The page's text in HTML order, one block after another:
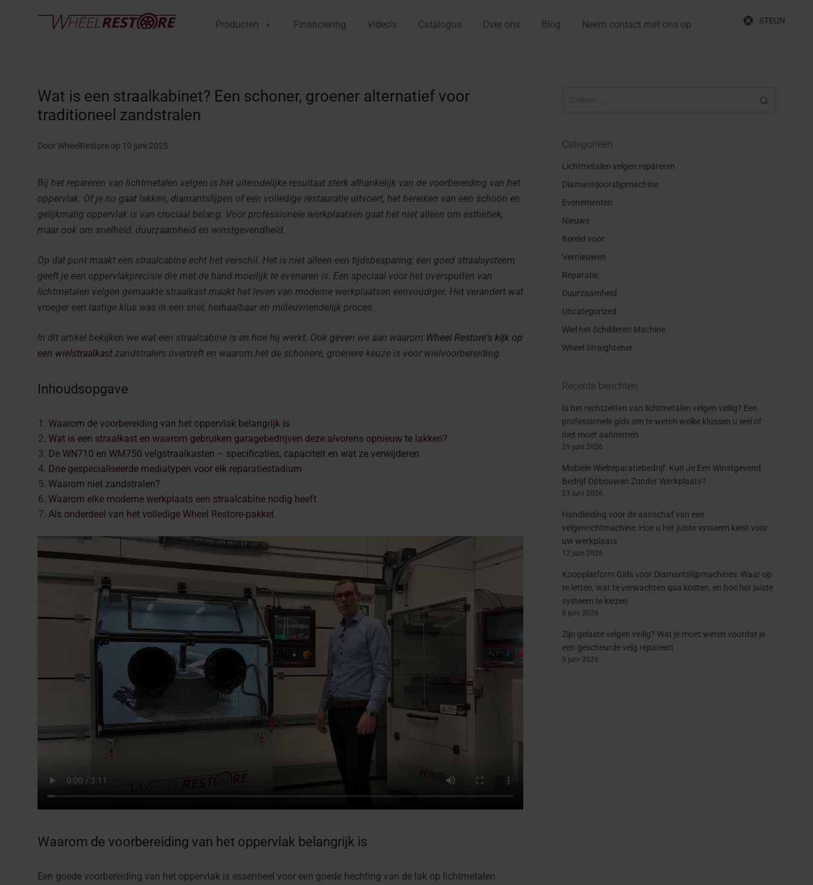
Producten Financiering Video's Catalogus Over ons Blog Neem contact met ons op STEUN
Wat is een straalkabinet? Een schoner, groener alternatief voor
traditioneel zandstralen
Door WheelRestore op 10 juni 2025
Bij het repareren van lichtmetalen velgen is het uiteindelijke resultaat sterk afhankelijk van de voorbereiding van het
oppervlak. Of je nu gaat lakken, diamantslijpen of een volledige restauratie uitvoert, het bereiken van een schoon en
gelijkmatig oppervlak is van cruciaal belang. Voor professionele werkplaatsen gaat het niet alleen om esthetiek,
maar ook om snelheid, duurzaamheid en winstgevendheid.
Op dat punt maakt een straalcabine echt het verschil. Het is niet alleen een tijdsbesparing; een goed straalsysteem
geeft je een oppervlakprecisie die met de hand moeilijk te evenaren is. Een speciaal voor het overspuiten van
lichtmetalen velgen gemaakte straalkast maakt het leven van moderne werkplaatsen eenvoudiger. Het verandert wat
vroeger een lastige klus was in een snel, herhaalbaar en milieuvriendelijk proces.
In dit artikel bekijken we wat een straalcabine is en hoe hij werkt. Ook geven we aan waarom Wheel Restore's kijk op
een wielstraalkast zandstralers overtreft en waarom het de schonere, groenere keuze is voor wielvoorbereiding.
Inhoudsopgave
Waarom de voorbereiding van het oppervlak belangrijk is
Wat is een straalkast en waarom gebruiken garagebedrijven deze alvorens opnieuw te lakken?
De WN710 en WM750 velgstraalkasten – specificaties, capaciteit en wat ze verwijderen
Drie gespecialiseerde mediatypen voor elk reparatiestadium
Waarom niet zandstralen?
Waarom elke moderne werkplaats een straalcabine nodig heeft
Als onderdeel van het volledige Wheel Restore-pakket
Waarom de voorbereiding van het oppervlak belangrijk is
Een goede voorbereiding van het oppervlak is essentieel voor een goede hechting van de lak op lichtmetalen
Categorieën
Lichtmetalen velgen repareren
Diamantdoorslijpmachine
Evenementen
Nieuws
Bereid voor
Vernieuwen
Reparatie
Duurzaamheid
Uncategorized
Wiel het Schilderen Machine
Wheel Straightener
Recente berichten
Is het rechtzetten van lichtmetalen velgen veilig? Een
professionele gids om te weten welke klussen u wel of
niet moet aannemen
29 juni 2026
Mobiele Wielreparatiebedrijf: Kun Je Een Winstgevend
Bedrijf Opbouwen Zonder Werkplaats?
23 juni 2026
Handleiding voor de aanschaf van een
velgenrichtmachine: Hoe u het juiste systeem kiest voor
uw werkplaats
12 juni 2026
Koopplatform Gids voor Diamantslijpmachines: Waar op
te letten, wat te verwachten qua kosten, en hoe het juiste
systeem te kiezen
8 juni 2026
Zijn gelaste velgen veilig? Wat je moet weten voordat je
een gescheurde velg repareert
5 juni 2026